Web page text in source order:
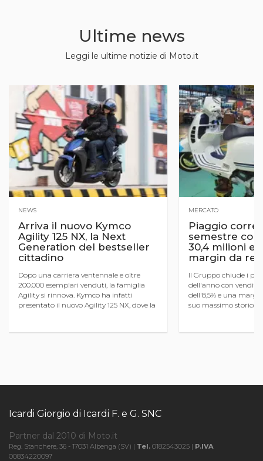
Ultime news
Leggi le ultime notizie di Moto.it
NEWS
Arriva il nuovo Kymco
Agility 125 NX, la Next
Generation del bestseller
cittadino
Dopo una carriera ventennale e oltre
200.000 esemplari venduti, la famiglia
Agility si rinnova. Kymco ha infatti
presentato il nuovo Agility 125 NX, dove la
MERCATO
Piaggio corre
semestre con
30,4 milioni
margin da
Il Gruppo chiude i
dell'anno con
dell'8,5% e una
suo massimo storico
Icardi Giorgio di Icardi F. e G. SNC
Partner dal 2010 di Moto.it
Reg. Stanchere, 36 - 17031 Albenga (SV) | Tel. 0182543025 | P.IVA
00834220097